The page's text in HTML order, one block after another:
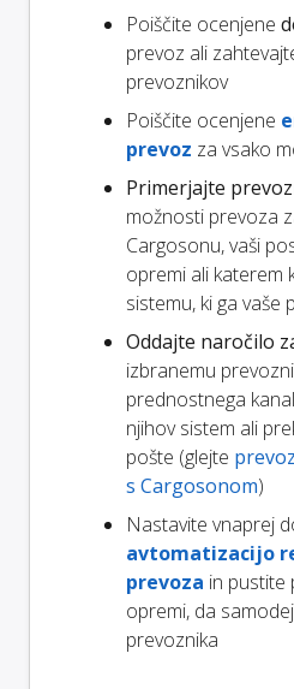
Poiščite ocenjene
prevoz ali
prevoznikov
Poiščite ocenjene
prevoz za vsako
Primerjajte
možnosti prevoza
Cargosonu, vaši
opremi ali katerem
sistemu, ki ga vaše
Oddajte naročilo
izbranemu
prednostnega
njihov sistem ali
pošte (glejte
s Cargosonom)
Nastavite vnaprej
avtomatizacijo
prevoza in pustite
opremi, da
prevoznika